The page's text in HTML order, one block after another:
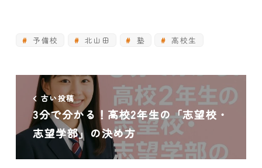
予備校 北山田 塾 高校生
古い投稿
3分で分かる！高校2年生の「志望校・
志望学部」の決め方